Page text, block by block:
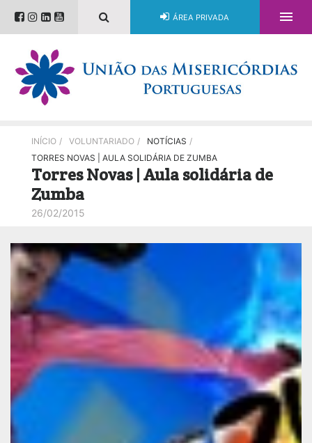
ÁREA PRIVADA 
INÍCIO / VOLUNTARIADO / NOTÍCIAS /
TORRES NOVAS | AULA SOLIDÁRIA DE ZUMBA
Torres Novas | Aula solidária de
Zumba
26/02/2015